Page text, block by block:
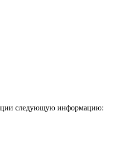
следующую информацию: